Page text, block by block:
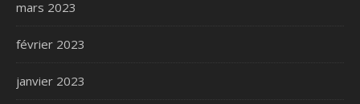
mars 2023
février 2023
janvier 2023